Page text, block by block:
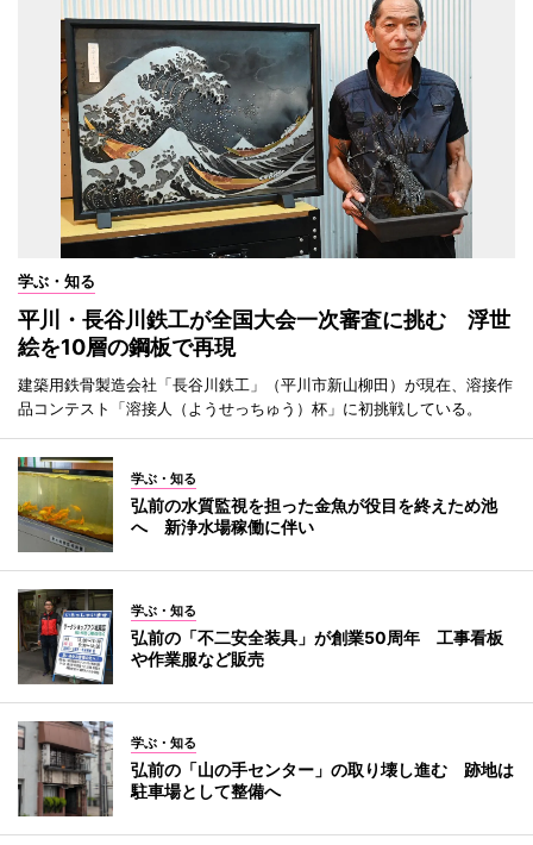
学ぶ・知る
平川・長谷川鉄工が全国大会一次審査に挑む 浮世
絵を10層の鋼板で再現
建築用鉄骨製造会社「長谷川鉄工」（平川市新山柳田）が現在、溶接作
品コンテスト「溶接人（ようせっちゅう）杯」に初挑戦している。
学ぶ・知る
弘前の水質監視を担った金魚が役目を終えため池
へ 新浄水場稼働に伴い
学ぶ・知る
弘前の「不二安全装具」が創業50周年 工事看板
や作業服など販売
学ぶ・知る
弘前の「山の手センター」の取り壊し進む 跡地は
駐車場として整備へ